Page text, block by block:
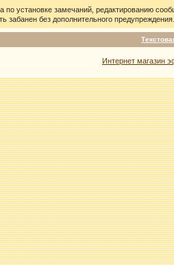
установке замечаний, редактированию
без дополнительного предупреждения.
Интернет магазин